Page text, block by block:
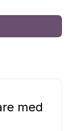
med